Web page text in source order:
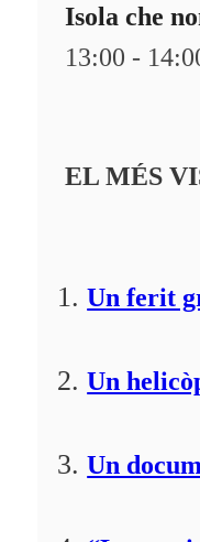
Isola che
13:00 -
EL MÉS
Un ferit
Un
Un